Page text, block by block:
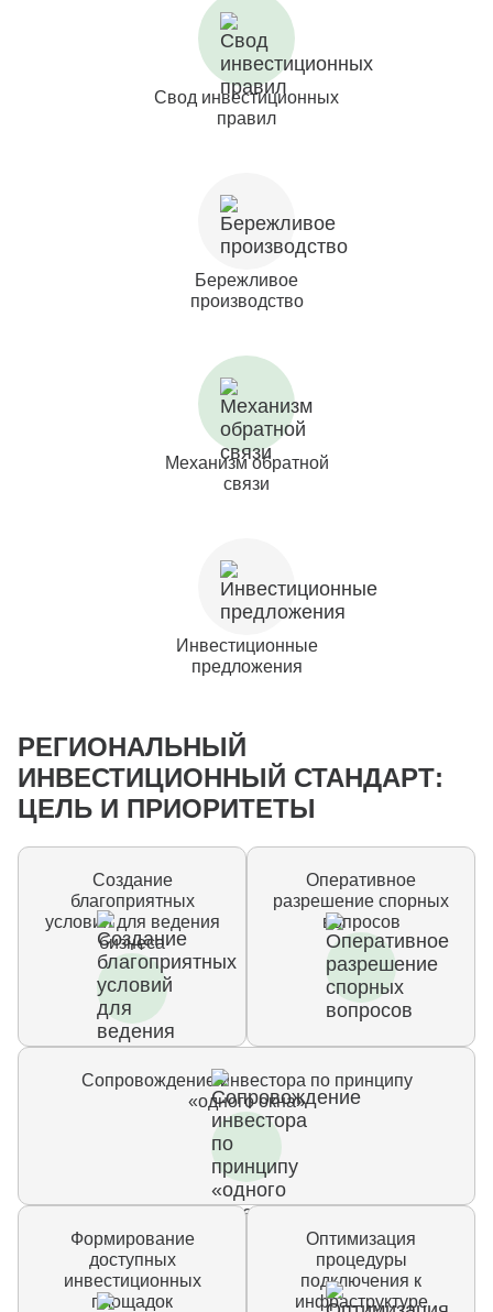
Свод инвестиционных
правил
Бережливое
производство
Механизм обратной
связи
Инвестиционные
предложения
РЕГИОНАЛЬНЫЙ
ИНВЕСТИЦИОННЫЙ СТАНДАРТ:
ЦЕЛЬ И ПРИОРИТЕТЫ
Создание
благоприятных
условий для ведения
бизнеса
Оперативное
разрешение спорных
вопросов
Сопровождение инвестора по принципу
«одного окна»
Формирование
доступных
инвестиционных
площадок
Оптимизация
процедуры
подключения к
инфраструктуре